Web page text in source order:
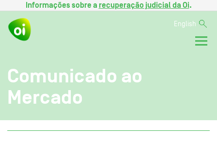
Informações sobre a recuperação judicial da Oi.
English
Comunicado ao
Mercado